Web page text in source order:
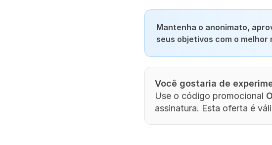
Mantenha o anonimato,
seus objetivos com o
Você gostaria de
Use o código promocional
assinatura. Esta oferta é